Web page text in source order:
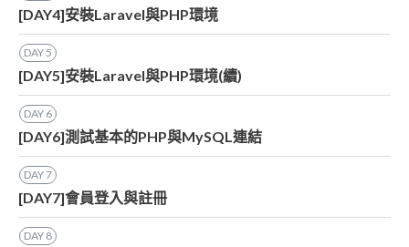
[DAY4]安裝Laravel與PHP環境
DAY5
[DAY5]安裝Laravel與PHP環境(續)
DAY 6
[DAY6]測試基本的PHP與MySQL連結
DAY7
[DAY7]會員登入與註冊
DAY 8